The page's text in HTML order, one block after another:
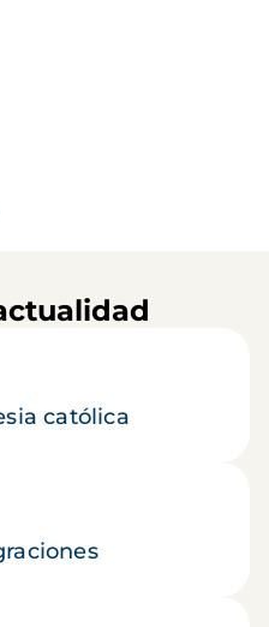
católica